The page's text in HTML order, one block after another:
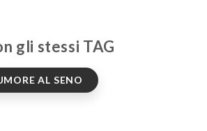
gli stessi TAG
AL SENO